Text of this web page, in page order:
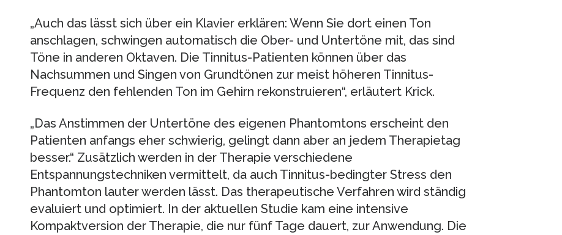
„Auch das lässt sich über ein Klavier erklären: Wenn Sie dort einen Ton
anschlagen, schwingen automatisch die Ober- und Untertöne mit, das sind
Töne in anderen Oktaven. Die Tinnitus-Patienten können über das
Nachsummen und Singen von Grundtönen zur meist höheren Tinnitus-
Frequenz den fehlenden Ton im Gehirn rekonstruieren“, erläutert Krick.
„Das Anstimmen der Untertöne des eigenen Phantomtons erscheint den
Patienten anfangs eher schwierig, gelingt dann aber an jedem Therapietag
besser.“ Zusätzlich werden in der Therapie verschiedene
Entspannungstechniken vermittelt, da auch Tinnitus-bedingter Stress den
Phantomton lauter werden lässt. Das therapeutische Verfahren wird ständig
evaluiert und optimiert. In der aktuellen Studie kam eine intensive
Kompaktversion der Therapie, die nur fünf Tage dauert, zur Anwendung. Die